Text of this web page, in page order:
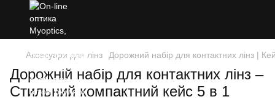
Аксесуари для лінз Дорожний набір для контактних лінз |
Дорожній набір для контактних лінз –
Стильний компактний кейс 5 в 1